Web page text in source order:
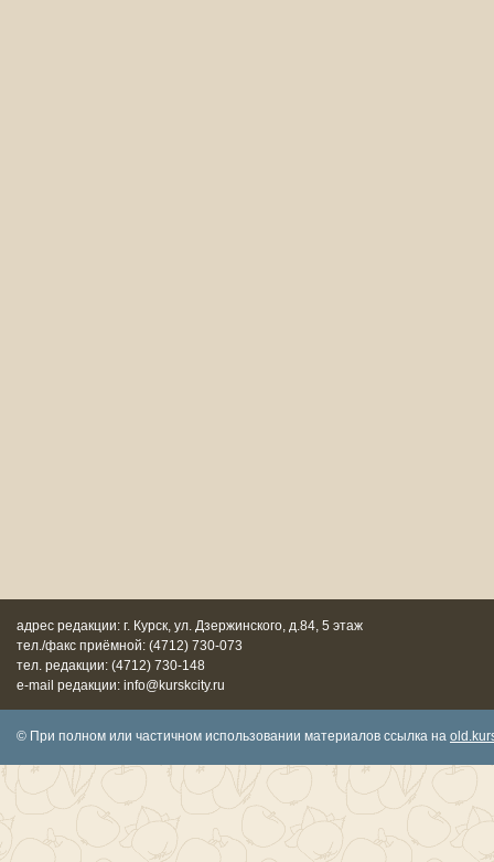
адрес редакции: г. Курск, ул. Дзержинского, д.84, 5 этаж
тел./факс приёмной: (4712) 730-073
тел. редакции: (4712) 730-148
e-mail редакции: info@kurskcity.ru
© При полном или частичном использовании материалов ссылка на